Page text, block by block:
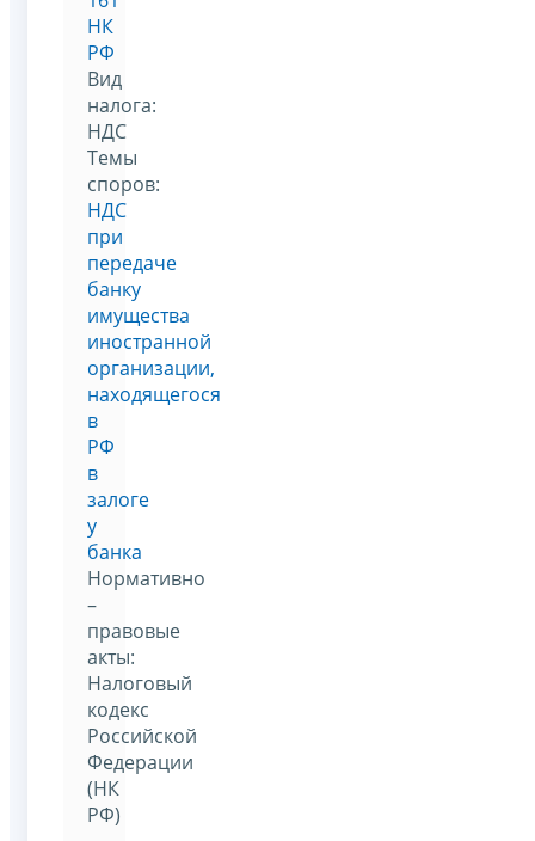
НК
РФ
Вид
налога:
НДС
Темы
споров:
НДС
при
передаче
банку
имущества
иностранной
организации,
находящегося
в
РФ
в
залоге
у
банка
Нормативно
–
правовые
акты:
Налоговый
кодекс
Российской
Федерации
(НК
РФ)